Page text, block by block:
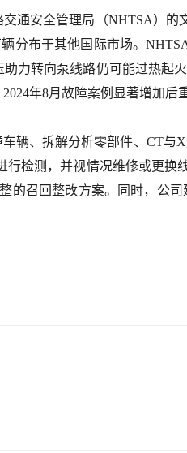
安全管理局（NHTSA）的
分布于其他国际市场。
力转向泵线路仍可能过热起
年8月故障案例显著增加后
、拆解分析零部件、CT与X
检测，并视情况维修或更换
的召回整改方案。同时，公